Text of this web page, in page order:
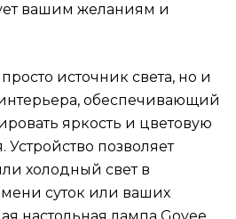
вашим желаниям и
источник света, но и
обеспечивающий
яркость и цветовую
позволяет
холодный свет в
суток или ваших